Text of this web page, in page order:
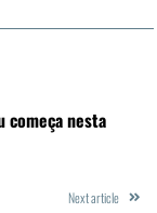
começa nesta
Next article